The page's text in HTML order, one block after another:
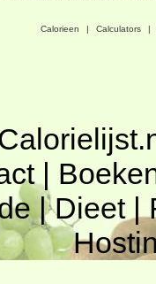
Calorieen | Calculators |
|
|Dieet|